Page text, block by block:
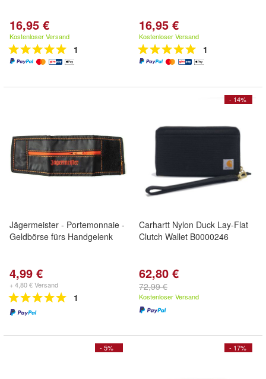
16,95 €
Kostenloser Versand
1
16,95 €
Kostenloser Versand
1
Jägermeister - Portemonnaie -
Geldbörse fürs Handgelenk
4,99 €
+ 4,80 € Versand
1
- 14%
Carhartt Nylon Duck Lay-Flat
Clutch Wallet B0000246
62,80 €
72,99 €
Kostenloser Versand
- 5% - 17%